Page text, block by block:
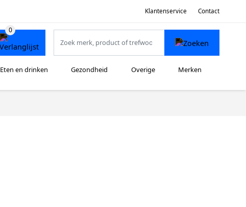
Klantenservice Contact
Eten en drinken Gezondheid Overige Merken